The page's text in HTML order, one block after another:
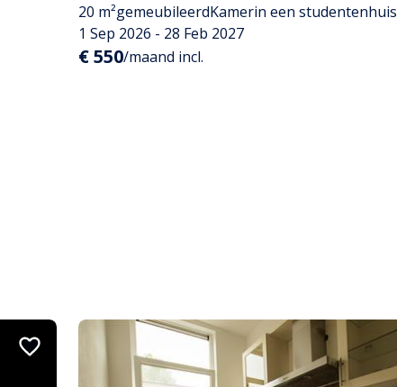
20 m²gemeubileerdKamerin een studentenhuis
1 Sep 2026 - 28 Feb 2027
€ 550/maand incl.